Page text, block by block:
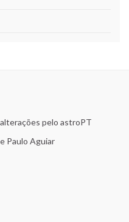
pelo astroPT
Paulo Aguiar